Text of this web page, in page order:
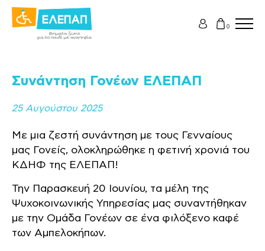
0
Συνάντηση Γονέων ΕΛΕΠΑΠ
25 Αυγούστου 2025
Με μια ζεστή συνάντηση με τους Γενναίους
μας Γονείς, ολοκληρώθηκε η φετινή χρονιά του
ΚΔΗΦ της ΕΛΕΠΑΠ!
Την Παρασκευή 20 Ιουνίου, τα μέλη της
Ψυχοκοινωνικής Υπηρεσίας μας συναντήθηκαν
με την Ομάδα Γονέων σε ένα φιλόξενο καφέ
των Αμπελοκήπων.